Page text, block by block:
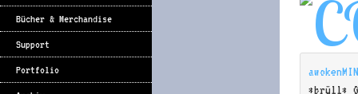
Bücher & Merchandise
Support
Portfolio
*brüll*